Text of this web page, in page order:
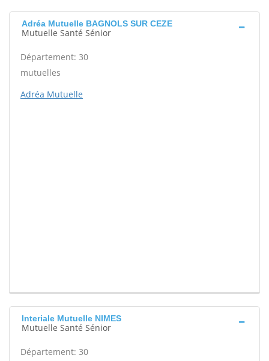
Adréa Mutuelle BAGNOLS SUR CEZE
Mutuelle Santé Sénior
Département: 30
mutuelles
Adréa Mutuelle
Interiale Mutuelle NIMES
Mutuelle Santé Sénior
Département: 30